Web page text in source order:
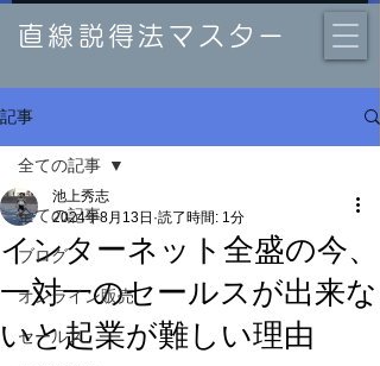
直線説得法マスター
記事
全ての記事
ブログ
オンライン販売
セールス
全ての記事
インターネット全盛の今、
一対一のセールスが出来な
いと起業が難しい理由
池上秀志
2024年8月13日 読了時間: 1分